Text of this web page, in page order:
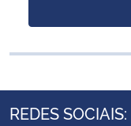
REDES SOCIAIS: